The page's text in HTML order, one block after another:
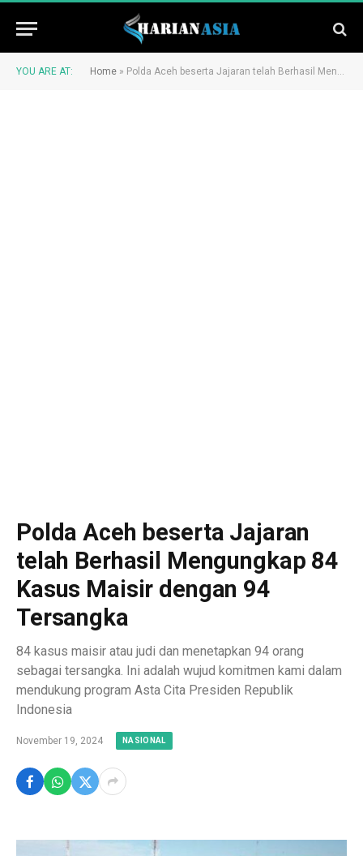
YOU ARE AT: Home » Polda Aceh beserta Jajaran telah Berhasil Mengungkap 84 Kasus Maisir dengan 94 Tersangka
Polda Aceh beserta Jajaran
telah Berhasil Mengungkap 84
Kasus Maisir dengan 94
Tersangka
84 kasus maisir atau judi dan menetapkan 94 orang
sebagai tersangka. Ini adalah wujud komitmen kami dalam
mendukung program Asta Cita Presiden Republik
Indonesia
November 19, 2024 NASIONAL